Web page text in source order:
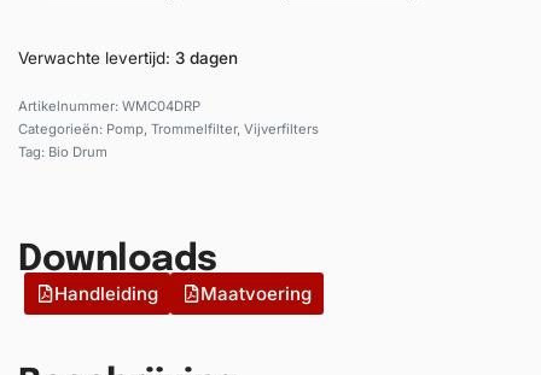
Verwachte levertijd: 3 dagen
WMC04DRP
Categorieën: Pomp, Trommelfilter, Vijverfilters
Tag: Bio Drum
Downloads
Handleiding Maatvoering